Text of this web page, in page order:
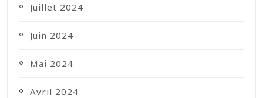
Juillet 2024
Juin 2024
Mai 2024
Avril 2024